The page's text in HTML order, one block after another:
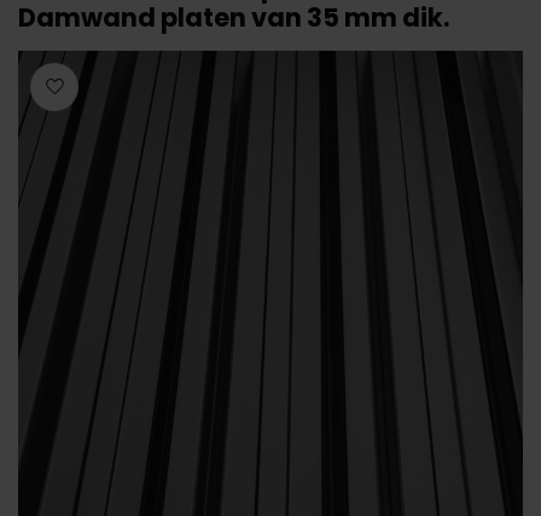
Damwand platen van 35 mm dik.